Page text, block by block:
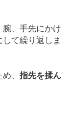
腕、手先にかけ
て繰り返しま
め、指先を揉ん